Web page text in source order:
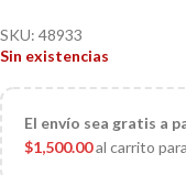
SKU: 48933
Sin existencias
El envío sea gratis a
$1,500.00al carrito